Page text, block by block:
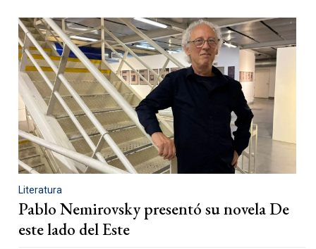
Literatura
Pablo Nemirovsky presentó su novela De
este lado del Este